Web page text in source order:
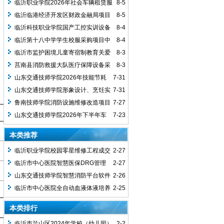
8-5
临沂职业学院2026年社会车辆租赁服
务项目B包成交结果公告
8-5
临沂临港经济开发区财政金融局项目
资产评估服务项目竞争性磋商成交公告 8-4
临沂科技职业学院国产工控实训设备
采购项目（一）中标公告
8-4
临沂第十八中学学生校服采购项目中
标公告
8-3
临沂市监护困境儿童寄宿制教育关爱
服务项目竞争性磋商成交公告
8-3
莒南县消防救援大队医疗保障设备采
购项目成交公告
7-31
山东交通技师学院2026年技能节耗
材采购项目结果公告（采购包1）
7-31
山东交通技师学院形象设计、烹饪实
训室建设项目(二次)结果公告（采购包1）
7-27
鲁南技师学院消防设施维修改造项目
竞争性磋商成交公告
7-23
山东交通技师学院2026年下半年车
辆租赁服务(二次)结果公告（采购包1、
2）
本类推荐
2-27
临沂职业学院校园零星维修工程成交
结果公告
2-27
临沂市中心医院智慧医保DRG管理
系统采购项目竞争性磋商成交公告
2-26
山东交通技师学院智慧消防平台软件
升级维保服务项目竞争性磋商成交公告2-25
临沂市中心医院全自动血液体液培养
系统采购项目中标结果公告
本类排行